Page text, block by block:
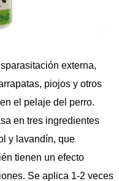
externa,
piojos y otros
el pelaje del perro.
en tres ingredientes
y lavandín, que
tienen un efecto
Se aplica 1-2 veces